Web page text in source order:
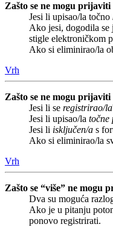
Zašto se ne mogu
Jesi li upisao/la točno
Ako jesi, dogodila se
stigle elektroničkom
Ako si eliminirao/la
Vrh
Zašto se ne mogu
Jesi li se registrirao/la
Jesi li upisao/la točne
Jesi li isključen/a s
Ako si eliminirao/la
Vrh
Zašto se “više” ne mogu
Dva su moguća
Ako je u pitanju
ponovo registrirati.